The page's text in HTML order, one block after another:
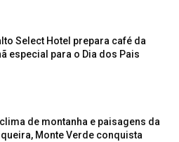
Select Hotel prepara café da
especial para o Dia dos Pais
de montanha e paisagens da
Monte Verde conquista